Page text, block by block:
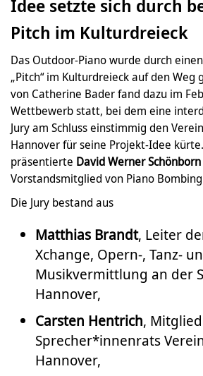
Idee setzte sich durch
Pitch im Kulturdreieck
Das Outdoor-Piano wurde durch
„Pitch“ im Kulturdreieck auf den
von Catherine Bader fand dazu im
Wettbewerb statt, bei dem eine
Jury am Schluss einstimmig den
Hannover für seine Projekt-Idee
präsentierte David Werner Schönborn
Vorstandsmitglied von Piano Bombing
Die Jury bestand aus
Matthias Brandt, Leiter
Xchange, Opern-, Tanz-
Musikvermittlung an der
Hannover,
Carsten Hentrich,
Sprecher*innenrats
Hannover,